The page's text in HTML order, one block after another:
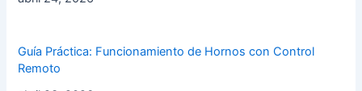
Guía Práctica: Funcionamiento de Hornos con Control
Remoto